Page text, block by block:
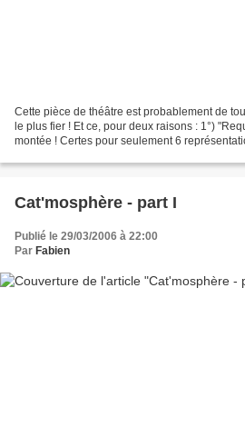
Cette pièce de théâtre est probablement de
le plus fier ! Et ce, pour deux raisons : 1°)
montée ! Certes pour seulement 6
Cat'mosphère - part I
Publié le 29/03/2006 à 22:00
Par Fabien